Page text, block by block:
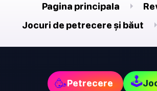
Pagina principala
Jocuri de petrecere și băut
🥳Petrecere 🕹